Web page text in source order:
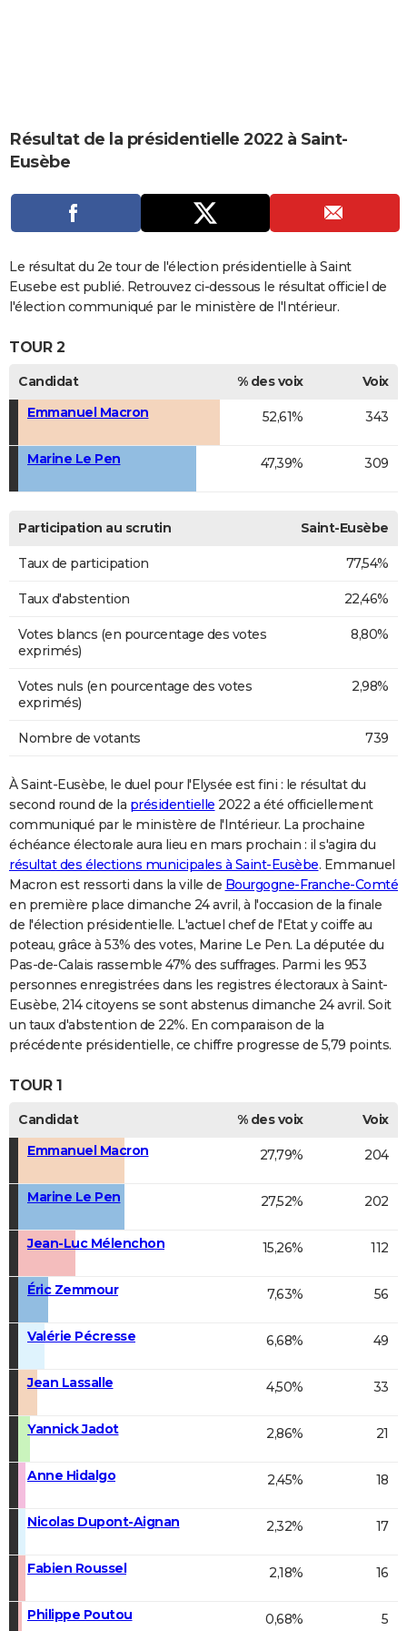
CARTE DE VOEUX
Carte de Noël
Carte Bonne année
Carte Saint-Valentin
Carte Pâques
Carte d'anniversaire
DICTIONNAIRE
Dictionnaire
Biographies
Expressions
Proverbes
PROGRAMME TV
S'inscrire
Se connecter
Lycées
Collèges
Primaires
Universités
Entreprises
Service militaire
Avis de recherche
AVIS DE DÉCÈS
Bricolage
Lifestyle
Culture
Sport
Auto
Television
Voyage
Cinema
Résultat de la présidentielle 2022 à Saint-
Eusèbe
Le résultat du 2e tour de l'élection présidentielle à Saint
Eusebe est publié. Retrouvez ci-dessous le résultat officiel de
l'élection communiqué par le ministère de l'Intérieur.
TOUR 2
Candidat % des voix
Voix
Emmanuel Macron
52,61% 343
Marine Le Pen 47,39% 309
Participation au scrutin Saint-Eusèbe
Taux de participation 77,54%
Taux d'abstention 22,46%
Votes blancs (en pourcentage des votes
exprimés)
8,80%
Votes nuls (en pourcentage des votes
exprimés)
2,98%
Nombre de votants 739
À Saint-Eusèbe, le duel pour l'Elysée est fini : le résultat du
second round de la présidentielle 2022 a été officiellement
communiqué par le ministère de l'Intérieur. La prochaine
échéance électorale aura lieu en mars prochain : il s'agira du
résultat des élections municipales à Saint-Eusèbe. Emmanuel
Macron est ressorti dans la ville de Bourgogne-Franche-Comté
en première place dimanche 24 avril, à l'occasion de la finale
de l'élection présidentielle. L'actuel chef de l'Etat y coiffe au
poteau, grâce à 53% des votes, Marine Le Pen. La députée du
Pas-de-Calais rassemble 47% des suffrages. Parmi les 953
personnes enregistrées dans les registres électoraux à Saint-
Eusèbe, 214 citoyens se sont abstenus dimanche 24 avril. Soit
un taux d'abstention de 22%. En comparaison de la
précédente présidentielle, ce chiffre progresse de 5,79 points.
TOUR 1
Candidat % des voix
Voix
Emmanuel Macron
27,79% 204
Marine Le Pen 27,52% 202
Jean-Luc Mélenchon 15,26% 112
Éric Zemmour 7,63% 56
Valérie Pécresse 6,68% 49
Jean Lassalle 4,50% 33
Yannick Jadot 2,86% 21
Anne Hidalgo 2,45% 18
Nicolas Dupont-Aignan 2,32% 17
Fabien Roussel 2,18% 16
Philippe Poutou 0,68% 5